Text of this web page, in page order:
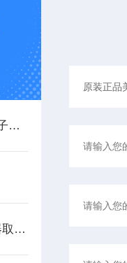
简述连接1769-OW16接线端子所需要注意的事项
1756-L85E可编程逻辑控制器取代了传统的继电器控制系统